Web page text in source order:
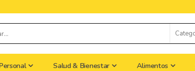
Salud & Bienestar Alimentos